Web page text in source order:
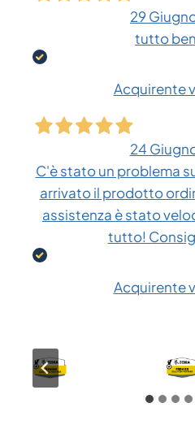
29
tutto
Acquirente
24
C'è stato un problema
arrivato il prodotto
assistenza è stato
tutto!
Acquirente